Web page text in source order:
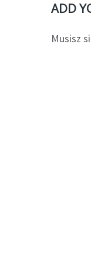
ADD
Musisz